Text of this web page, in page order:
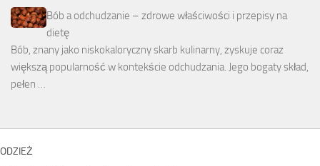
Bób a odchudzanie – zdrowe właściwości i przepisy na
dietę
Bób, znany jako niskokaloryczny skarb kulinarny, zyskuje coraz
większą popularność w kontekście odchudzania. Jego bogaty skład,
pełen …
ODZIEŻ